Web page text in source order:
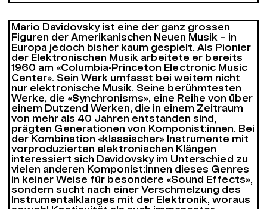
Mario Davidovsky ist eine der ganz grossen
Figuren der Amerikanischen Neuen Musik – in
Europa jedoch bisher kaum gespielt. Als Pionier
der Elektronischen Musik arbeitete er bereits
1960 am «Columbia-Princeton Electronic Music
Center». Sein Werk umfasst bei weitem nicht
nur elektronische Musik. Seine berühmtesten
Werke, die «Synchronisms», eine Reihe von über
einem Dutzend Werken, die in einem Zeitraum
von mehr als 40 Jahren entstanden sind,
prägten Generationen von Komponist:innen. Bei
der Kombination «klassischer» Instrumente mit
vorproduzierten elektronischen Klängen
interessiert sich Davidovsky im Unterschied zu
vielen anderen Komponist:innen dieses Genres
in keiner Weise für besondere «Sound Effects»,
sondern sucht nach einer Verschmelzung des
Instrumentalklanges mit der Elektronik, woraus